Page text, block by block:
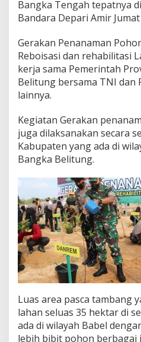
T
a
a
m
P
o
h
d
i
l
a
n
P
a
s
c
a
T
a
m
b
a
n
g
Bangka Tengah tepatnya
Bandara Depari Amir
Gerakan Penanaman
Reboisasi dan rehabilitasi
kerja sama Pemerintah
Belitung bersama TNI dan
lainnya.
Kegiatan Gerakan
juga dilaksanakan secara
Kabupaten yang ada di
Bangka Belitung.
Luas area pasca tambang
lahan seluas 35 hektar di
ada di wilayah Babel
lebih bibit pohon berbagai